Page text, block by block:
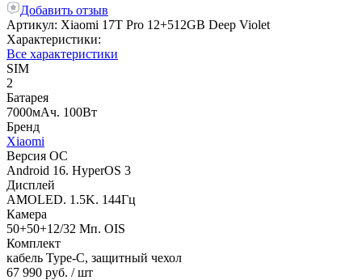
Добавить отзыв
Артикул: Xiaomi 17Т Pro 12+512GB Deep Violet
Характеристики:
Все характеристики
SIM
2
Батарея
7000мАч. 100Вт
Бренд
Xiaomi
Версия ОС
Android 16. HyperOS 3
Дисплей
AMOLED. 1.5K. 144Гц
Камера
50+50+12/32 Мп. OIS
Комплект
кабель Type-C, защитный чехол
67 990 руб. / шт